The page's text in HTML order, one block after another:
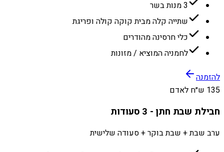
3 מנות בשר
שתייה קלה מבית קוקה קולה ופריגת
כלי חרסינה מהודרים
לחמניה המוציא / מזונות
להזמנה
135 ש״ח לאדם
חבילת שבת חתן - 3 סעודות
ערב שבת + שבת בוקר + סעודה שלישית